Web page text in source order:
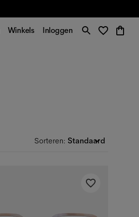
Winkels Inloggen
Sorteren: Standaard